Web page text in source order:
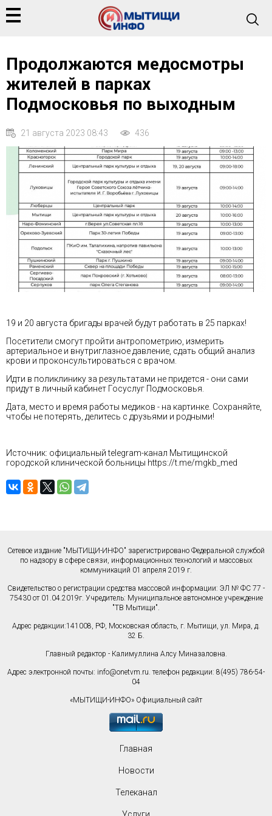
Продолжаются медосмотры
жителей в парках
Подмосковья по выходным
21 августа 2023 08:43 436
19 и 20 августа бригады врачей будут работать в 25 парках!
Посетители смогут пройти антропометрию, измерить
артериальное и внутриглазное давление, сдать общий анализ
крови и проконсультироваться с врачом.
Идти в поликлинику за результатами не придется - они сами
придут в личный кабинет Госуслуг Подмосковья.
Дата, место и время работы медиков - на картинке. Сохраняйте,
чтобы не потерять, делитесь с друзьями и родными!
Источник: официальный telegram-канал Мытищинской
городской клинической больницы https://t.me/mgkb_med
Сетевое издание "МЫТИЩИ-ИНФО" зарегистрировано Федеральной службой
по надзору в сфере связи, информационных технологий и массовых
коммуникаций 01 апреля 2019 г.
Свидетельство о регистрации средства массовой информации: ЭЛ № ФС 77 -
75430 от 01.04.2019г. Учредитель: Муниципальное автономное учреждение
"ТВ Мытищи".
Адрес редакции:141008, РФ, Московская область, г. Мытищи, ул. Мира, д.
32 Б.
Главный редактор - Калимуллина Алсу Миназаловна.
Адрес электронной почты: info@onetvm.ru. телефон редакции: 8(495) 786-54-
04
«МЫТИЩИ-ИНФО» Официальный сайт
Главная
Новости
Телеканал